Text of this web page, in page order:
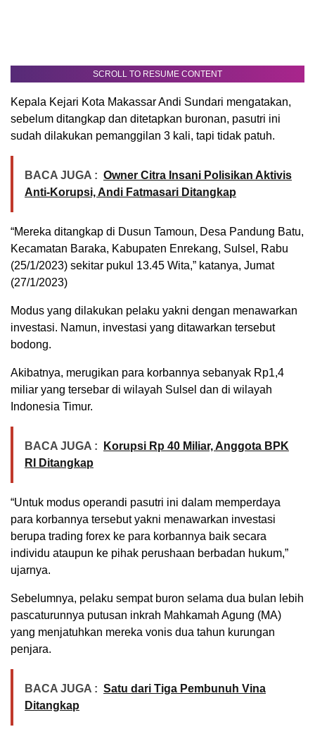
SCROLL TO RESUME CONTENT
Kepala Kejari Kota Makassar Andi Sundari mengatakan,
sebelum ditangkap dan ditetapkan buronan, pasutri ini
sudah dilakukan pemanggilan 3 kali, tapi tidak patuh.
BACA JUGA : Owner Citra Insani Polisikan Aktivis
Anti-Korupsi, Andi Fatmasari Ditangkap
“Mereka ditangkap di Dusun Tamoun, Desa Pandung Batu,
Kecamatan Baraka, Kabupaten Enrekang, Sulsel, Rabu
(25/1/2023) sekitar pukul 13.45 Wita,” katanya, Jumat
(27/1/2023)
Modus yang dilakukan pelaku yakni dengan menawarkan
investasi. Namun, investasi yang ditawarkan tersebut
bodong.
Akibatnya, merugikan para korbannya sebanyak Rp1,4
miliar yang tersebar di wilayah Sulsel dan di wilayah
Indonesia Timur.
BACA JUGA :
Korupsi Rp 40 Miliar, Anggota BPK
RI Ditangkap
“Untuk modus operandi pasutri ini dalam memperdaya
para korbannya tersebut yakni menawarkan investasi
berupa trading forex ke para korbannya baik secara
individu ataupun ke pihak perushaan berbadan hukum,”
ujarnya.
Sebelumnya, pelaku sempat buron selama dua bulan lebih
pascaturunnya putusan inkrah Mahkamah Agung (MA)
yang menjatuhkan mereka vonis dua tahun kurungan
penjara.
BACA JUGA : Satu dari Tiga Pembunuh Vina
Ditangkap